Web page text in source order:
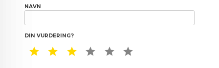
NAVN
DIN VURDERING?
1 STAR2 STAR3 STAR4 STAR5 STAR